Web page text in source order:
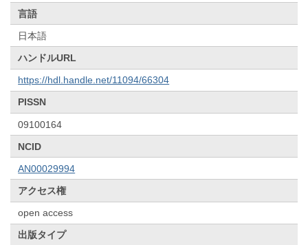
言語
日本語
ハンドルURL
https://hdl.handle.net/11094/66304
PISSN
09100164
NCID
AN00029994
アクセス権
open access
出版タイプ